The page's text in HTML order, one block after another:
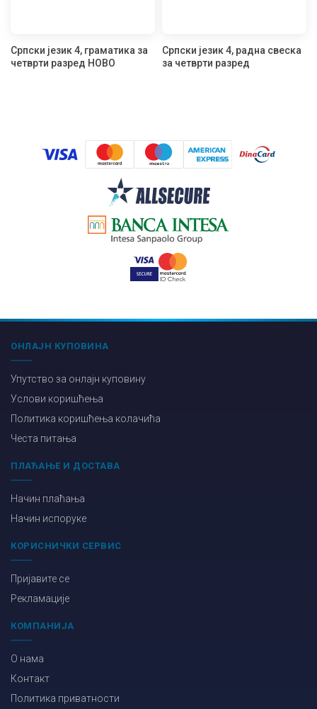
Српски језик 4, граматика за
четврти разред НОВО
Српски језик 4, радна свеска
за четврти разред
ОНЛАЈН КУПОВИНА
Упутство за онлајн куповину
Услови коришћења
Политика коришћења колачића
Честа питања
ПЛАЋАЊЕ И ДОСТАВА
Начин плаћања
Начин испоруке
КОРИСНИЧКИ СЕРВИС
Пријавите се
Рекламације
КОМПАНИЈА
О нама
Контакт
Политика приватности